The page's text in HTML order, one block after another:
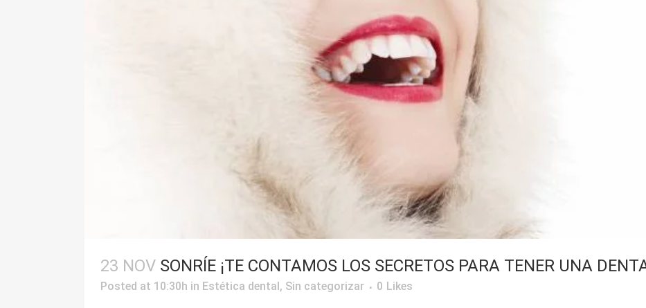
23 NOV SONRÍE ¡TE CONTAMOS LOS SECRETOS PARA TENER UNA
Posted at 10:30h in Estética dental , Sin categorizar 0 Likes